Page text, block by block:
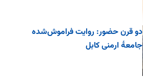
دو قرن حضور: روایت فراموش‌شده
جامعۀ ارمنی کابل